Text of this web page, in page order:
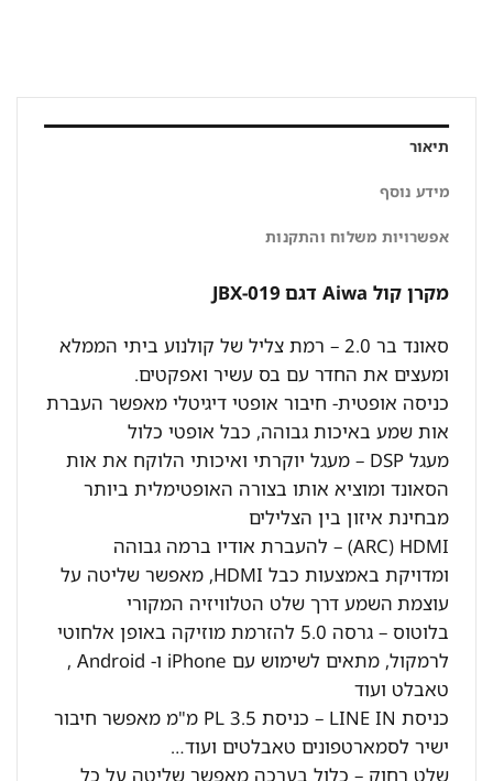
תיאור
מידע נוסף
אפשרויות משלוח והתקנות
מקרן קול Aiwa דגם JBX-019
סאונד בר 2.0 – רמת צליל של קולנוע ביתי הממלא
ומעצים את החדר עם בס עשיר ואפקטים.
כניסה אופטית- חיבור אופטי דיגיטלי מאפשר העברת
אות שמע באיכות גבוהה, כבל אופטי כלול
מעגל DSP – מעגל יוקרתי ואיכותי הלוקח את אות
הסאונד ומוציא אותו בצורה האופטימלית ביותר
מבחינת איזון בין הצלילים
ARC) HDMI) – להעברת אודיו ברמה גבוהה
ומדויקת באמצעות כבל HDMI, מאפשר שליטה על
עוצמת השמע דרך שלט הטלוויזיה המקורי
בלוטוס – גרסה 5.0 להזרמת מוזיקה באופן אלחוטי
לרמקול, מתאים לשימוש עם iPhone ו- Android ,
טאבלט ועוד
כניסת LINE IN – כניסת PL 3.5 מ"מ מאפשר חיבור
ישיר לסמארטפונים טאבלטים ועוד…
שלט רחוק – כלול בערכה מאפשר שליטה על כל